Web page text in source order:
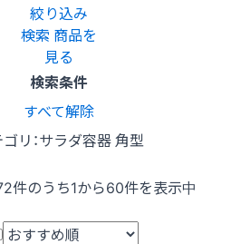
絞り込み
検索 商品を
見る
検索条件
すべて解除
リ：サラダ容器 角型
件のうち1から60件を表示中